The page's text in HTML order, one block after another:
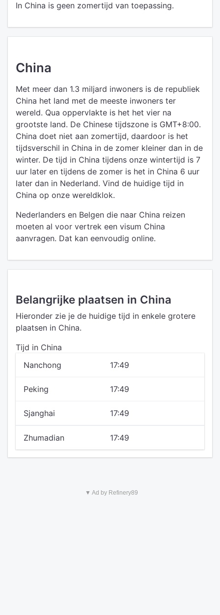
In China is geen zomertijd van toepassing.
China
Met meer dan 1.3 miljard inwoners is de republiek
China het land met de meeste inwoners ter
wereld. Qua oppervlakte is het het vier na
grootste land. De Chinese tijdszone is GMT+8:00.
China doet niet aan zomertijd, daardoor is het
tijdsverschil in China in de zomer kleiner dan in de
winter. De tijd in China tijdens onze wintertijd is 7
uur later en tijdens de zomer is het in China 6 uur
later dan in Nederland. Vind de huidige tijd in
China op onze wereldklok.
Nederlanders en Belgen die naar China reizen
moeten al voor vertrek een visum China
aanvragen. Dat kan eenvoudig online.
Belangrijke plaatsen in China
Hieronder zie je de huidige tijd in enkele grotere
plaatsen in China.
Tijd in China
Nanchong
17:49
Peking 17:49
Sjanghai 17:49
Zhumadian 17:49
▼ Ad by Refinery89